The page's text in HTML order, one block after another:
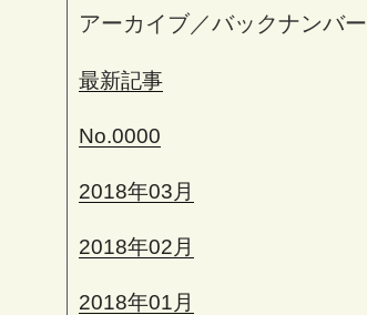
アーカイブ／バックナンバー
最新記事
No.0000
2018年03月
2018年02月
2018年01月